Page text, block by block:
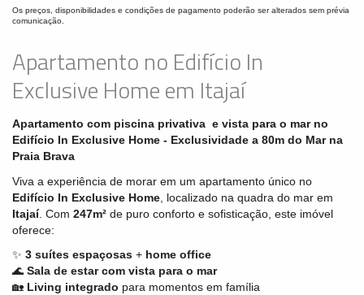
Os preços, disponibilidades e condições de pagamento poderão ser alterados sem prévia
comunicação.
Apartamento no Edifício In
Exclusive Home em Itajaí
Apartamento com piscina privativa e vista para o mar no
Edifício In Exclusive Home - Exclusividade a 80m do Mar na
Praia Brava
Viva a experiência de morar em um apartamento único no
Edifício In Exclusive Home , localizado na quadra do mar em
Itajaí. Com 247m² de puro conforto e sofisticação, este imóvel
oferece:
✨ 3 suítes espaçosas + home office
🌊 Sala de estar com vista para o mar
🏡 Living integrado para momentos em família